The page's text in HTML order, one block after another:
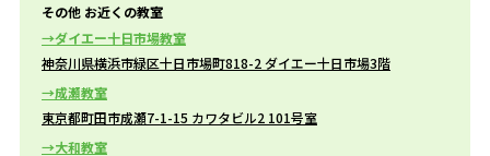
その他 お近くの教室
ダイエー十日市場教室
神奈川県横浜市緑区十日市場町818-2 ダイエー十日市場3階
成瀬教室
東京都町田市成瀬7-1-15 カワタビル2 101号室
大和教室